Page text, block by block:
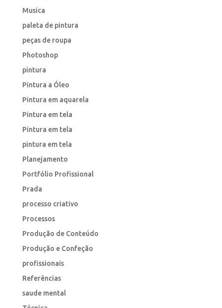
Musica
paleta de pintura
peças de roupa
Photoshop
pintura
Pintura a Óleo
Pintura em aquarela
Pintura em tela
Pintura em tela
pintura em tela
Planejamento
Portfólio Profissional
Prada
processo criativo
Processos
Produção de Conteúdo
Produção e Confeção
profissionais
Referências
saude mental